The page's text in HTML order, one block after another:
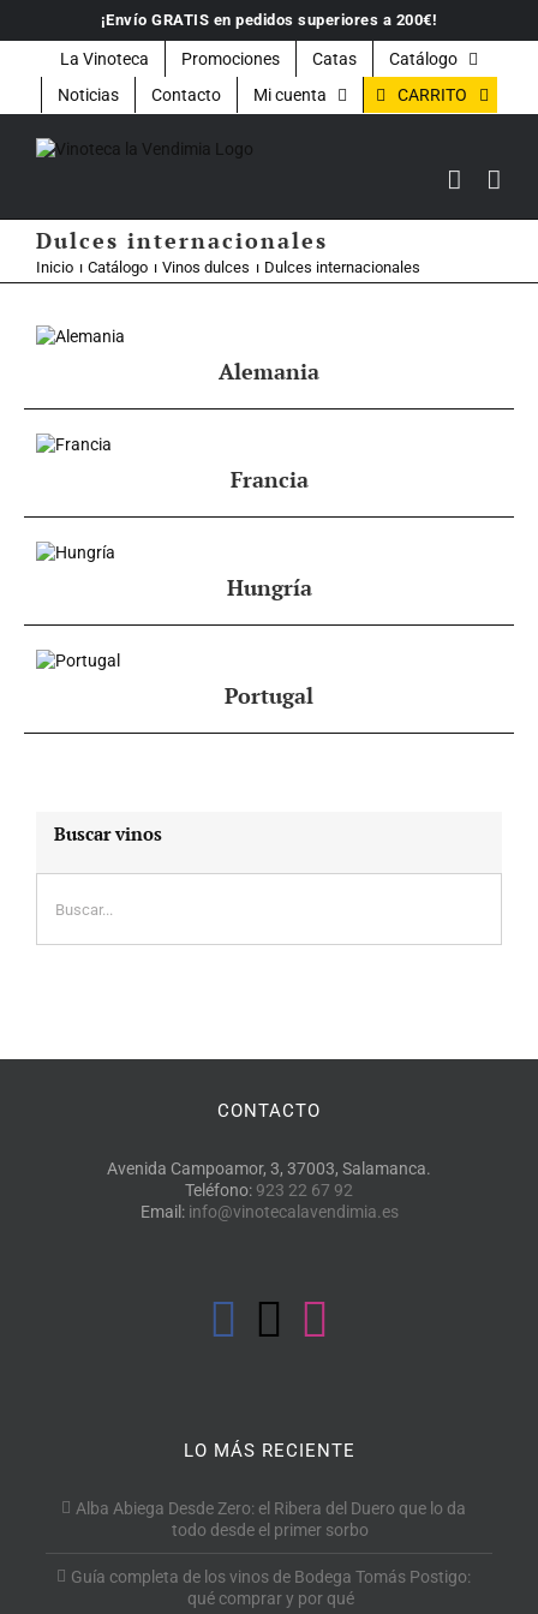
contenido
¡Envío GRATIS en pedidos superiores a 200€!
La Vinoteca Promociones Catas
Catálogo
Noticias
Contacto Mi cuenta CARRITO
Dulces internacionales
Inicio Catálogo Vinos dulces Dulces internacionales
Alemania
Francia
Hungría
Portugal
Buscar vinos
CONTACTO
Avenida Campoamor, 3, 37003, Salamanca.
Teléfono: 923 22 67 92
Email: info@vinotecalavendimia.es
LO MÁS RECIENTE
Alba Abiega Desde Zero: el Ribera del Duero que lo da
todo desde el primer sorbo
Guía completa de los vinos de Bodega Tomás Postigo:
qué comprar y por qué